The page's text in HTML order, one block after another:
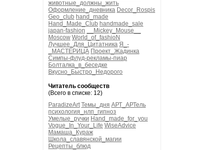
животные_должны_жить
Оформление_дневника Decor_Rospis
Geo_club hand_made
Hand_Made_Club handmade_sale
japan-fashion
__Mickey_Mouse__
Moscow World_of_fashioN
Лучшее_Для_Цитатника Я_-
_МАСТЕРИЦА Проект_Жадинка
Симпы-флуд-рекламы-пиар
Болталка_в_беседке
Вкусно_Быстро_Недорого
Читатель сообществ
(Всего в списке: 12)
ParadizeArt Темы_дня АРТ_АРТель
психология_нлп_гипноз
Умелые_ручки Hand_made_for_you
Vogue_In_Your_Life WiseAdvice
Мамаша_Кураж
Школа_славянской_магии
Рецепты_блюд